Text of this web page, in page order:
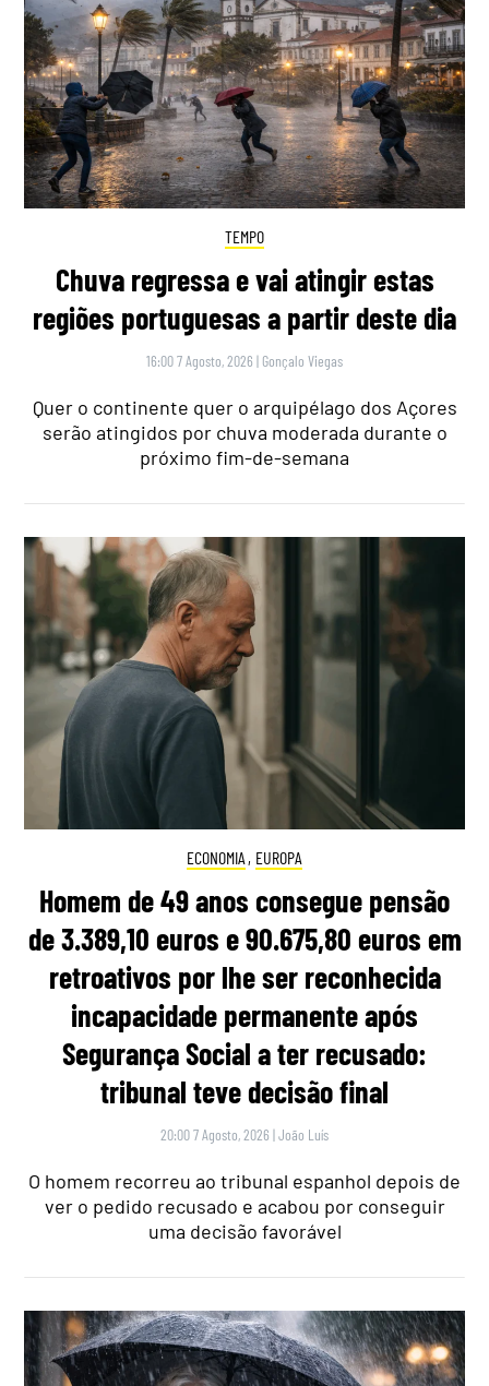
TEMPO
Chuva regressa e vai atingir estas
regiões portuguesas a partir deste dia
16:00 7 Agosto, 2026 | Gonçalo Viegas
Quer o continente quer o arquipélago dos Açores
serão atingidos por chuva moderada durante o
próximo fim-de-semana
ECONOMIA , EUROPA
Homem de 49 anos consegue pensão
de 3.389,10 euros e 90.675,80 euros em
retroativos por lhe ser reconhecida
incapacidade permanente após
Segurança Social a ter recusado:
tribunal teve decisão final
20:00 7 Agosto, 2026 |João Luís
O homem recorreu ao tribunal espanhol depois de
ver o pedido recusado e acabou por conseguir
uma decisão favorável